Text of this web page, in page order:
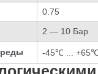
0.75
2 — 10 Бар
-45℃ ... +65℃